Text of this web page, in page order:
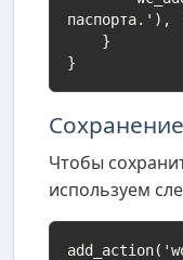
}
Чтобы
используем